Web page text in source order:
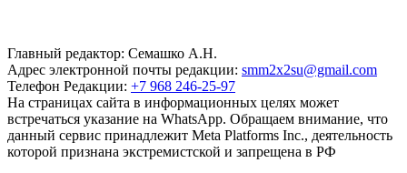
Главный редактор: Семашко А.Н.
Адрес электронной почты редакции: smm2x2su@gmail.com
Телефон Редакции: +7 968 246-25-97
На страницах сайта в информационных целях может
встречаться указание на WhatsApp. Обращаем внимание, что
данный сервис принадлежит Meta Platforms Inc., деятельность
которой признана экстремистской и запрещена в РФ